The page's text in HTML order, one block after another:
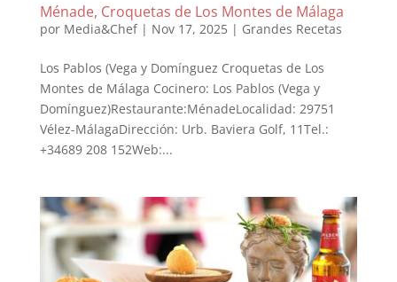
Ménade, Croquetas de Los Montes de Málaga
por Media&Chef| Nov 17, 2025| Grandes Recetas
Los Pablos (Vega y Domínguez Croquetas de Los
Montes de Málaga Cocinero: Los Pablos (Vega y
Domínguez)Restaurante:MénadeLocalidad: 29751
Vélez-MálagaDirección: Urb. Baviera Golf, 11Tel.:
+34689 208 152Web:...